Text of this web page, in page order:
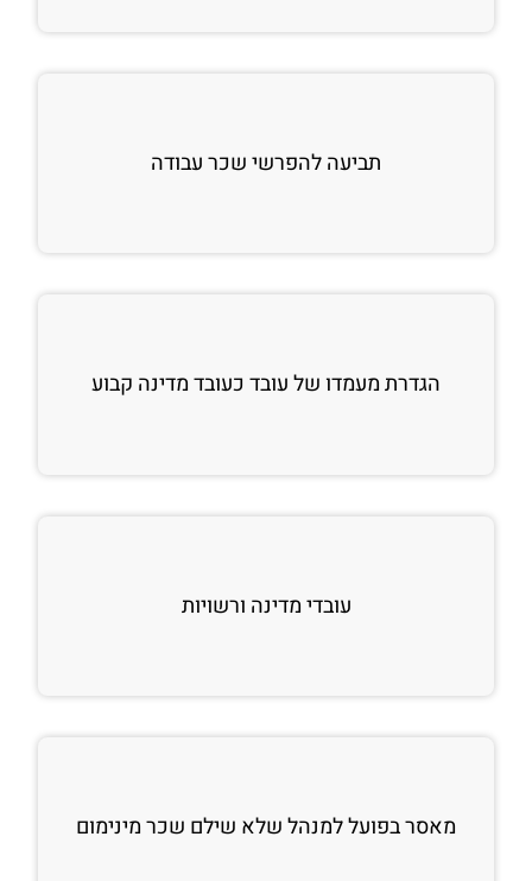
תביעה להפרשי שכר עבודה
הגדרת מעמדו של עובד כעובד מדינה קבוע
עובדי מדינה ורשויות
מאסר בפועל למנהל שלא שילם שכר מינימום